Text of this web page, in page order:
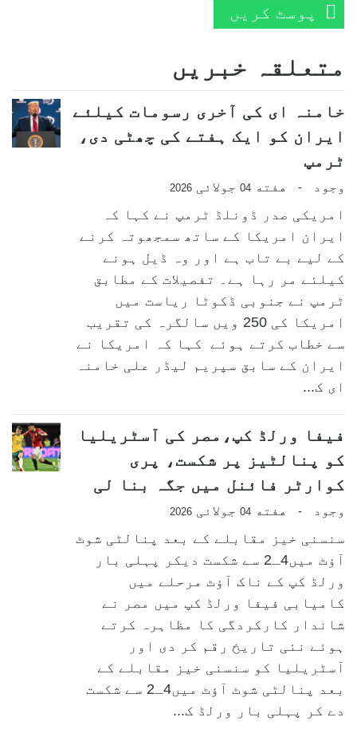
پوسٹ کریں
متعلقہ خبریں
خامنہ ای کی آخری رسومات کیلئے
ایران کو ایک ہفتے کی چھٹی دی،
ٹرمپ
وجود - هفته 04 جولائی 2026
امریکی صدر ڈونلڈ ٹرمپ نے کہا کہ
ایران امریکا کے ساتھ سمجھوتہ کرنے
کے لیے بے تاب ہے اور وہ ڈیل ہونے
کیلئے مر رہا ہے۔ تفصیلات کے مطابق
ٹرمپ نے جنوبی ڈکوٹا ریاست میں
امریکا کی 250 ویں سالگرہ کی تقریب
سے خطاب کرتے ہوئے کہا کہ امریکا نے
ایران کے سابق سپریم لیڈر علی خامنہ
ای ک...
فیفا ورلڈ کپ،مصر کی آسٹریلیا
کو پنالٹیز پر شکست، پری
کوارٹر فائنل میں جگہ بنا لی
وجود - هفته 04 جولائی 2026
سنسنی خیز مقابلے کے بعد پنالٹی شوٹ
آؤٹ میں4ـ2 سے شکست دیکر پہلی بار
ورلڈ کپ کے ناک آؤٹ مرحلے میں
کامیابی فیفا ورلڈ کپ میں مصر نے
شاندار کارکردگی کا مظاہرہ کرتے
ہوئے نئی تاریخ رقم کر دی اور
آسٹریلیا کو سنسنی خیز مقابلے کے
بعد پنالٹی شوٹ آؤٹ میں4ـ2 سے شکست
دے کر پہلی بار ورلڈ ک...